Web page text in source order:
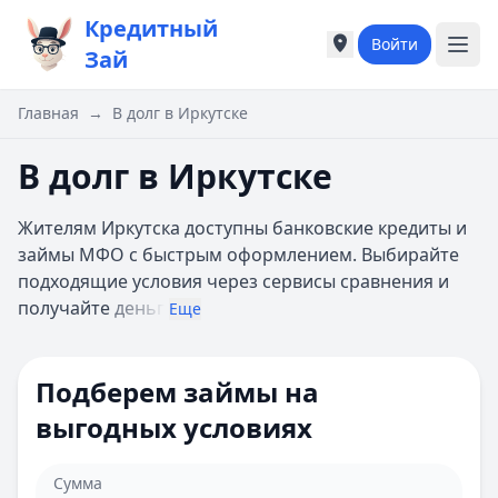
Кредитный
Зай
Города России
Казань
Астрахань
Б
Барнаул
Города России
Казань
Астрахань
Б
Барнаул
Войти
Главная → В долг в Иркутске
В долг в Иркутске
Жителям Иркутска доступны банковские кредиты и
займы МФО с быстрым оформлением. Выбирайте
подходящие условия через сервисы сравнения и
получайтеденьг Еще
Подберем займы на
выгодных условиях
Сумма